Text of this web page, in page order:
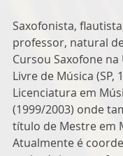
Saxofonista,
professor, natural
Cursou Saxofone
Livre de Música (SP,
Licenciatura em
(1999/2003) onde
título de Mestre em
Atualmente é